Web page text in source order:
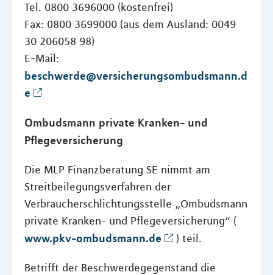
Tel. 0800 3696000 (kostenfrei)
Fax: 0800 3699000 (aus dem Ausland: 0049
30 206058 98)
E-Mail:
beschwerde@versicherungsombudsmann.d
e
Ombudsmann private Kranken- und
Pflegeversicherung
Die MLP Finanzberatung SE nimmt am
Streitbeilegungsverfahren der
Verbraucherschlichtungsstelle „Ombudsmann
private Kranken- und Pflegeversicherung“ (
www.pkv-ombudsmann.de
) teil.
Betrifft der Beschwerdegegenstand die